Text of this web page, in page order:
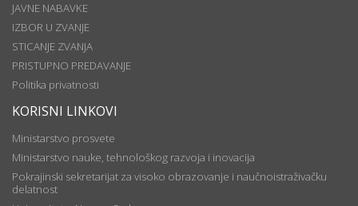
JAVNE NABAVKE
IZBOR U ZVANJE
STICANJE ZVANJA
PRISTUPNO PREDAVANJE
Politika privatnosti
KORISNI LINKOVI
Ministarstvo prosvete
Ministarstvo nauke, tehnološkog razvoja i inovacija
Pokrajinski sekretarijat za visoko obrazovanje i naučnoistraživačku
delatnost